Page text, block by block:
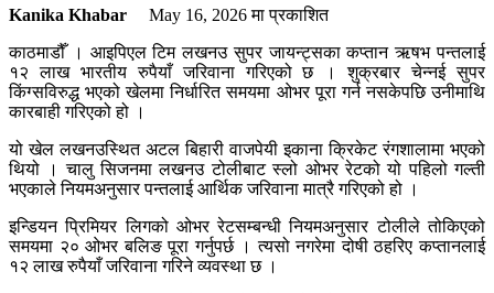
Kanika Khabar May 16, 2026मा प्रकाशित
काठमाडौँ । आइपिएल टिम लखनउ सुपर जायन्ट्सका कप्तान ऋषभ पन्तलाई
१२ लाख भारतीय रुपैयाँ जरिवाना गरिएको छ । शुक्रबार चेन्नई सुपर
किंग्सविरुद्ध भएको खेलमा निर्धारित समयमा ओभर पूरा गर्न नसकेपछि उनीमाथि
कारबाही गरिएको हो ।
यो खेल लखनउस्थित अटल बिहारी वाजपेयी इकाना क्रिकेट रंगशालामा भएको
थियो । चालु सिजनमा लखनउ टोलीबाट स्लो ओभर रेटको यो पहिलो गल्ती
भएकाले नियमअनुसार पन्तलाई आर्थिक जरिवाना मात्रै गरिएको हो ।
इन्डियन प्रिमियर लिगको ओभर रेटसम्बन्धी नियमअनुसार टोलीले तोकिएको
समयमा २० ओभर बलिङ पूरा गर्नुपर्छ । त्यसो नगरेमा दोषी ठहरिए कप्तानलाई
१२ लाख रुपैयाँ जरिवाना गरिने व्यवस्था छ ।